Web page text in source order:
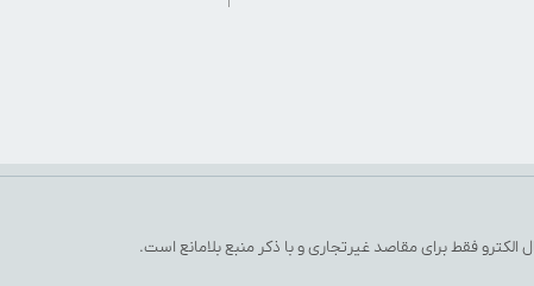
فقط برای مقاصد غیرتجاری و با ذکر منبع بلامانع است.